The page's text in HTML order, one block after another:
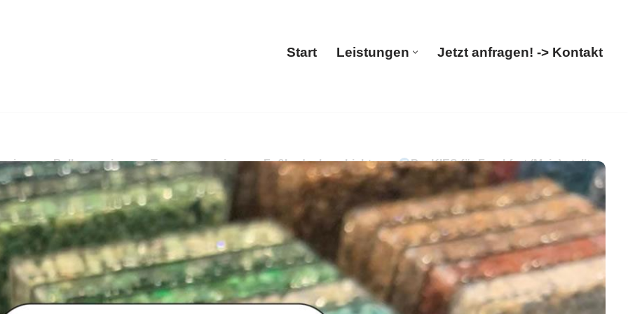
Start Leistungen Jetzt anfragen! -> Kontakt
Balkonsanierung, Terrassensanierung, Fußbodenbeschichtung.
PayKIES für Frankfurt (Main) stellt
Terrassensanierung, Fußbodenbeschichtung. Sichern Sie ✓Terrassensanierung, ✓Balkonsanierung,
in 60311 Frankfurt (Main) bei PayKIES. Ihr Boden-Verleger. Lassen Sie sich von uns begeistern ✉.